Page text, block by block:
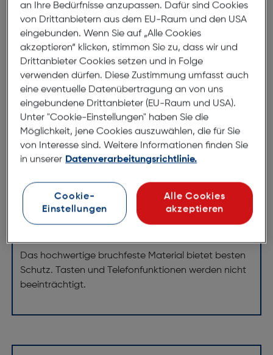
Produktbeschreibung
Felixx Back Leder Apple iPhone 14
Pro dunkelgrün
ArtNr.: 620941992
Stylisches Leather Case
Aus PU Leder hergestellt, fühlt sich die Außenseite
welch und hochwertig an.
Das Case dockt schnell und genau richtig an.
Es passt perfekt über dein iPhone und bewahrt seine
dünne Form.
Das hochwertige bruchfeste Material bietet besten
Schutz. Tasten und Telefonfunktionen werden nicht
beeinträchtigt.
an Ihre Bedürfnisse anzupassen. Dafür sind Cookies
von Drittanbietern aus dem EU-Raum und den USA
eingebunden. Wenn Sie auf „Alle Cookies
akzeptieren“ klicken, stimmen Sie zu, dass wir und
Drittanbieter Cookies setzen und in Folge
verwenden dürfen. Diese Zustimmung umfasst auch
eine eventuelle Datenübertragung an von uns
eingebundene Drittanbieter (EU-Raum und USA).
Unter "Cookie-Einstellungen" haben Sie die
Möglichkeit, jene Cookies auszuwählen, die für Sie
von Interesse sind. Weitere Informationen finden Sie
in unserer Datenverarbeitungsrichtlinie.
Cookie-
Einstellungen
Alle Cookies
akzeptieren